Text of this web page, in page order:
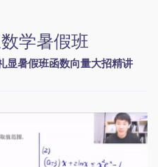
学暑假班
显暑假班函数向量大招精讲